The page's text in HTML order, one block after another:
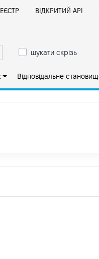
ВІДКРИТИЙ АРІ
шукати скрізь
Відповідальне